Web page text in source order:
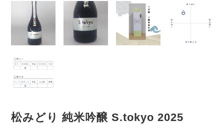
松みどり 純米吟醸 S.tokyo 2025